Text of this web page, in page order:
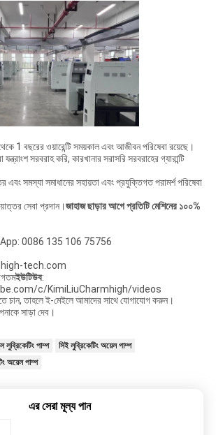
1 বছরের ওয়ারেন্টি সময়কাল এবং আজীবন পরিষেবা রয়েছে।
সরবরাহ করি, কারখানার সরাসরি সরবরাহের গ্যারান্টি
সমস্যা সমাধানের সহায়তা এবং প্রযুক্তিগত পরামর্শ পরিষেবা
সেবা প্রদান।জাহাজ ছাড়ার আগে প্রতিটি মেশিনের ১০০%
0086 135 106 75756
tech.com
ইউটিউব:
c/KimiLiuCharmhigh/videos
তাহলে ই-মেইলে আমাদের সাথে যোগাযোগ করুন।
সাড়া দেব।
লুব্রিকেটিং পাম্প
সিই লুব্রিকেটিং অয়েল পাম্প
অয়েল পাম্প
এর সেরা মূল্য পান